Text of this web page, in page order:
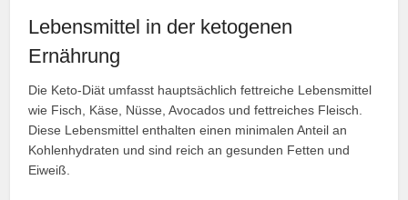
Lebensmittel in der ketogenen
Ernährung
Die Keto-Diät umfasst hauptsächlich fettreiche Lebensmittel
wie Fisch, Käse, Nüsse, Avocados und fettreiches Fleisch.
Diese Lebensmittel enthalten einen minimalen Anteil an
Kohlenhydraten und sind reich an gesunden Fetten und
Eiweiß.